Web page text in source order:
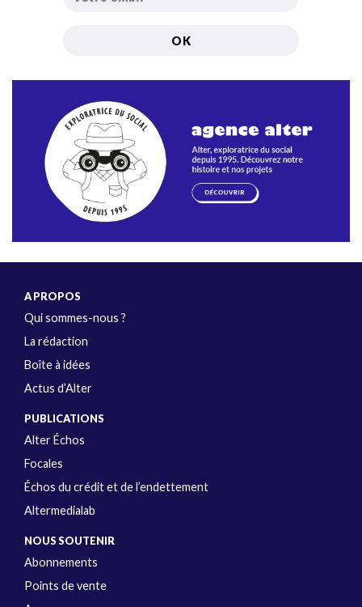
A PROPOS
Qui sommes-nous ?
La rédaction
Boîte à idées
Actus d’Alter
PUBLICATIONS
Alter Échos
Focales
Échos du crédit et de l’endettement
Altermedialab
NOUS SOUTENIR
Abonnements
Points de vente